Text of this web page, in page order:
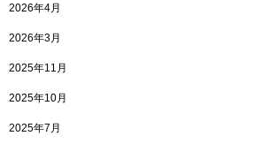
2026年4月
2026年3月
2025年11月
2025年10月
2025年7月